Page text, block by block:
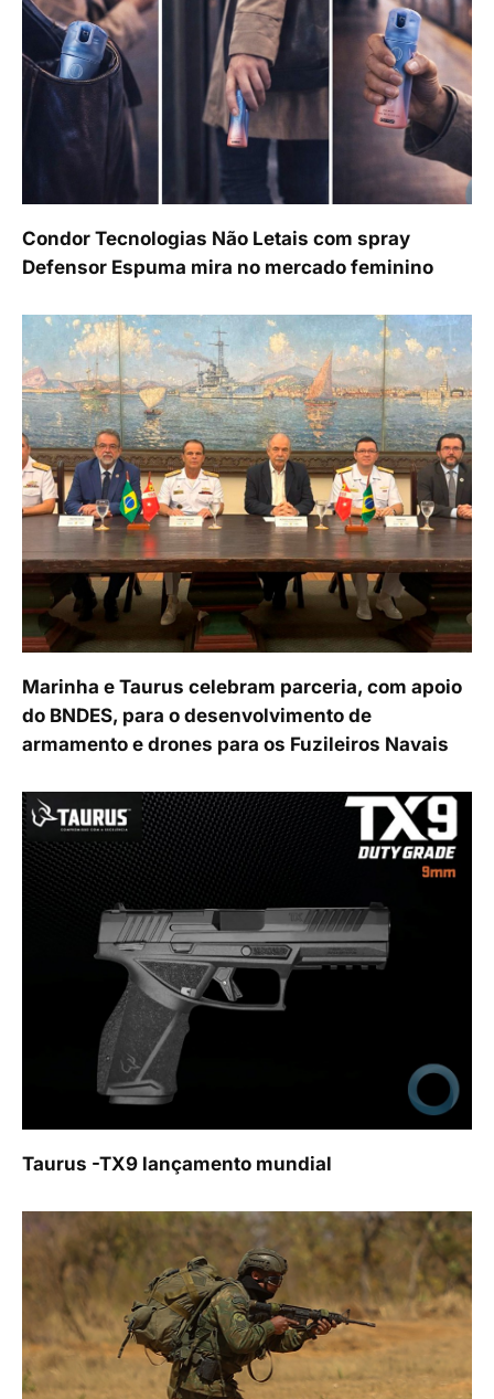
Condor Tecnologias Não Letais com spray
Defensor Espuma mira no mercado feminino
Marinha e Taurus celebram parceria, com apoio
do BNDES, para o desenvolvimento de
armamento e drones para os Fuzileiros Navais
Taurus -TX9 lançamento mundial